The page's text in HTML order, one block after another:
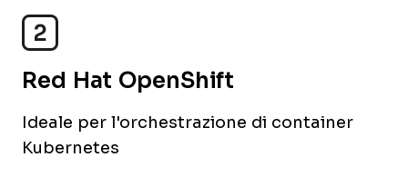
2
Red Hat OpenShift
Ideale per l'orchestrazione di container
Kubernetes